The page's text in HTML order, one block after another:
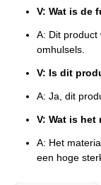
V: Wat is de
A: Dit product
omhulsels.
V: Is dit
A: Ja, dit
V: Wat is
A: Het
een hoge